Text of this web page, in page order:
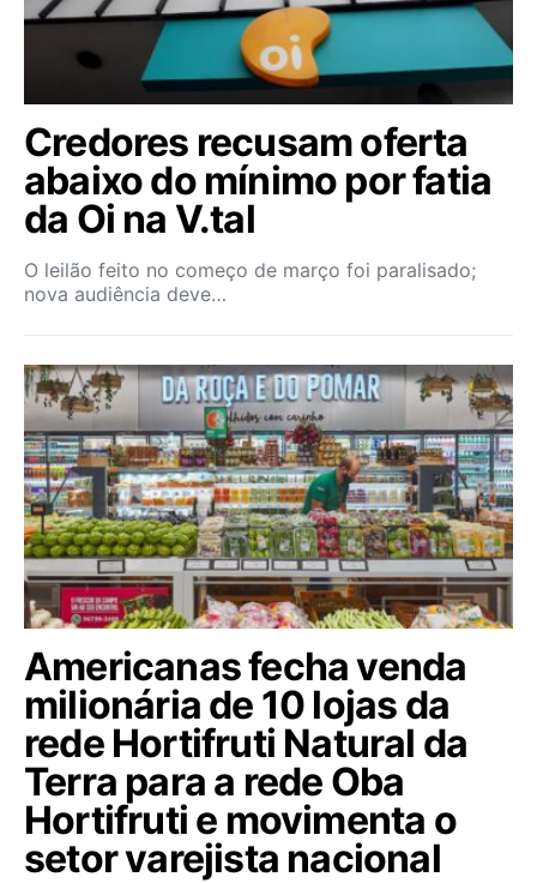
Credores recusam oferta
abaixo do mínimo por fatia
da Oi na V.tal
O leilão feito no começo de março foi paralisado;
nova audiência deve…
Americanas fecha venda
milionária de 10 lojas da
rede Hortifruti Natural da
Terra para a rede Oba
Hortifruti e movimenta o
setor varejista nacional